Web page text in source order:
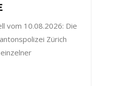
vom 10.08.2026: Die
Zürich